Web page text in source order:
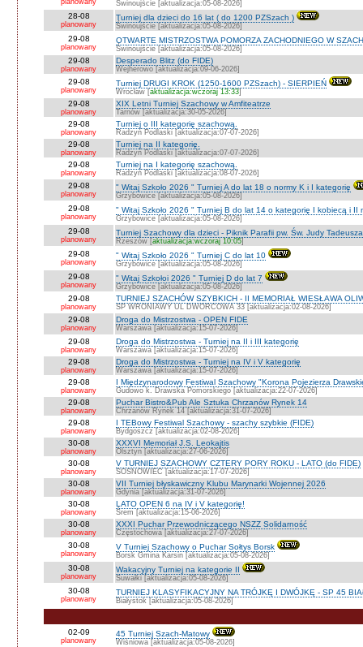
planowany Świnoujście [aktualizacja:05-08-2026]
28-08
planowany
Turniej dla dzieci do 16 lat ( do 1200 PZSzach )
Świnoujście [aktualizacja:05-08-2026]
29-08
planowany
OTWARTE MISTRZOSTWA POMORZA ZACHODNIEGO W
Świnoujście [aktualizacja:05-08-2026]
29-08
planowany
Desperado Blitz (do FIDE)
Wejherowo [aktualizacja:09-06-2026]
29-08
planowany
Turniej DRUGI KROK (1250-1600 PZSzach) - SIERPIEŃ
Wrocław [aktualizacja:wczoraj 13:33]
29-08
planowany
XIX Letni Turniej Szachowy w Amfiteatrze
Tarnów [aktualizacja:30-05-2026]
29-08
planowany
Turniej o III kategorię szachową.
Radzyń Podlaski [aktualizacja:07-07-2026]
29-08
planowany
Turniej na II kategorię.
Radzyń Podlaski [aktualizacja:07-07-2026]
29-08
planowany
Turniej na I kategorię szachową.
Radzyń Podlaski [aktualizacja:08-07-2026]
29-08
planowany
" Witaj Szkoło 2026 " Turniej A do lat 18 o normy K i I kategorię
Grzybowice [aktualizacja:05-08-2026]
29-08
planowany
" Witaj Szkoło 2026 " Turniej B do lat 14 o kategorię I kobiecą i II
Grzybowice [aktualizacja:05-08-2026]
29-08
planowany
Turniej Szachowy dla dzieci - Piknik Parafii pw. Św. Judy
Rzeszów [aktualizacja:wczoraj 10:05]
29-08
planowany
" Witaj Szkoło 2026 " Turniej C do lat 10
Grzybowice [aktualizacja:05-08-2026]
29-08
planowany
" Witaj Szkołoi 2026 " Turniej D do lat 7
Grzybowice [aktualizacja:05-08-2026]
29-08
planowany
TURNIEJ SZACHÓW SZYBKICH - II MEMORIAŁ WIESŁAWA
SP WRONIAWY UL DWORCOWA 33 [aktualizacja:02-08-2026]
29-08
planowany
Droga do Mistrzostwa - OPEN FIDE
Warszawa [aktualizacja:15-07-2026]
29-08
planowany
Droga do Mistrzostwa - Turniej na II i III kategorię
Warszawa [aktualizacja:15-07-2026]
29-08
planowany
Droga do Mistrzostwa - Turniej na IV i V kategorię
Warszawa [aktualizacja:15-07-2026]
29-08
planowany
I Międzynarodowy Festiwal Szachowy "Korona Pojezierza
Gudowo k. Drawska Pomorskiego [aktualizacja:22-07-2026]
29-08
planowany
Puchar Bistro&Pub Ale Sztuka Chrzanów Rynek 14
Chrzanów Rynek 14 [aktualizacja:31-07-2026]
29-08
planowany
I TEBowy Festiwal Szachowy - szachy szybkie (FIDE)
Bydgoszcz [aktualizacja:02-08-2026]
30-08
planowany
XXXVI Memoriał J.S. Leokajtis
Olsztyn [aktualizacja:27-06-2026]
30-08
planowany
V TURNIEJ SZACHOWY CZTERY PORY ROKU - LATO (do FIDE)
SOSNOWIEC [aktualizacja:17-07-2026]
30-08
planowany
VII Turniej błyskawiczny Klubu Marynarki Wojennej 2026
Gdynia [aktualizacja:31-07-2026]
30-08
planowany
LATO OPEN 6 na IV i V kategorię!
Śrem [aktualizacja:15-06-2026]
30-08
planowany
XXXI Puchar Przewodniczącego NSZZ Solidarność
Częstochowa [aktualizacja:27-07-2026]
30-08
planowany
V Turniej Szachowy o Puchar Sołtys Borsk
Borsk Gmina Karsin [aktualizacja:05-08-2026]
30-08
planowany
Wakacyjny Turniej na kategorie II
Suwałki [aktualizacja:05-08-2026]
30-08
planowany
TURNIEJ KLASYFIKACYJNY NA TRÓJKĘ I DWÓJKĘ - SP 45
Białystok [aktualizacja:05-08-2026]
02-09
planowany
45 Turniej Szach-Matowy
Wiśniowa [aktualizacja:05-08-2026]